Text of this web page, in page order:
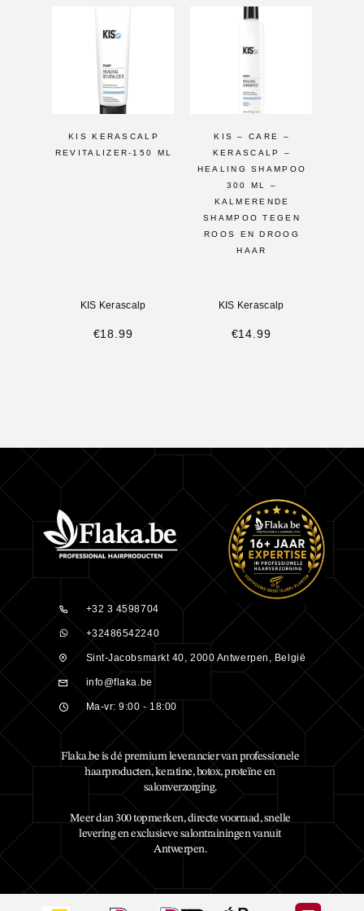
KIS KERASCALP
REVITALIZER-150 ML
KIS Kerascalp
€18.99
KIS – CARE –
KERASCALP –
HEALING SHAMPOO
300 ML –
KALMERENDE
SHAMPOO TEGEN
ROOS EN DROOG
HAAR
KIS Kerascalp
€14.99
+32 3 4598704
+32486542240
Sint-Jacobsmarkt 40, 2000 Antwerpen, België
info@flaka.be
Ma-vr: 9:00 - 18:00
Flaka.be is dé premium leverancier van professionele
haarproducten, keratine, botox, proteïne en
salonverzorging.
Meer dan 300 topmerken, directe voorraad, snelle
levering en exclusieve salontrainingen vanuit
Antwerpen.